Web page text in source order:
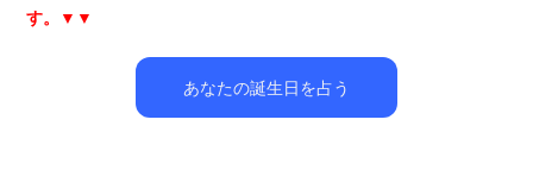
す。▼▼
あなたの誕生日を占う